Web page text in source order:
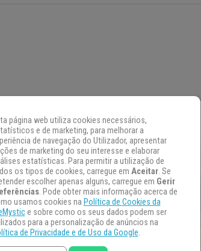
página web utiliza cookies necessários,
e de marketing, para melhorar a
de navegação do Utilizador, apresentar
de marketing do seu interesse e elaborar
estatísticas. Para permitir a utilização de
os tipos de cookies, carregue em Aceitar. Se
escolher apenas alguns, carregue em Gerir
. Pode obter mais informação acerca de
usamos cookies na Política de Cookies da
e sobre como os seus dados podem ser
para a personalização de anúncios na
de Privacidade e de Uso da Google.